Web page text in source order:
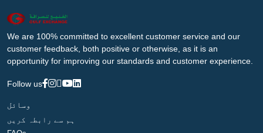
We are 100% committed to excellent customer service and our
customer feedback, both positive or otherwise, as it is an
opportunity for improving our standards and customer experience.
Follow us
وسائل
ہم سے رابطہ کریں